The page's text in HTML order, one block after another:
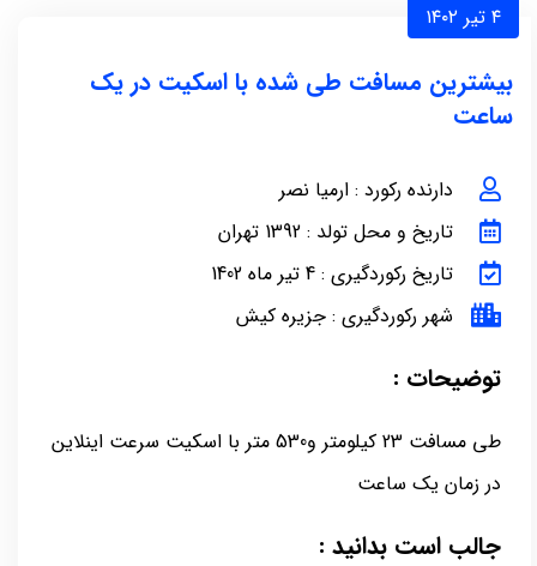
۴ تیر ۱۴۰۲
بیشترین مسافت طی شده با اسکیت در یک
ساعت
دارنده رکورد : ارمیا نصر
تاریخ و محل تولد : 1392 تهران
تاریخ رکوردگیری : 4 تیر ماه 1402
شهر رکوردگیری : جزیره کیش
توضیحات :
طی مسافت 23 کیلومتر و530 متر با اسکیت سرعت اینلاین
در زمان یک ساعت
جالب است بدانید :